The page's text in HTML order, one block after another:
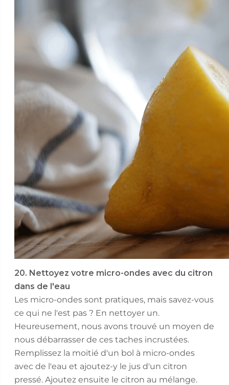
20. Nettoyez votre micro-ondes avec du citron
dans de l'eau
Les micro-ondes sont pratiques, mais savez-vous
ce qui ne l'est pas ? En nettoyer un.
Heureusement, nous avons trouvé un moyen de
nous débarrasser de ces taches incrustées.
Remplissez la moitié d'un bol à micro-ondes
avec de l'eau et ajoutez-y le jus d'un citron
pressé. Ajoutez ensuite le citron au mélange.